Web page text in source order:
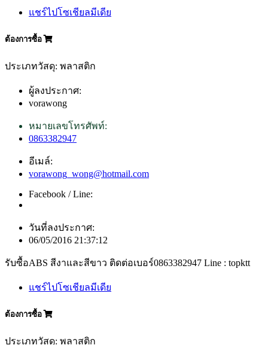
แชร์ไปโซเชียลมีเดีย
ต้องการซื้อ
ประเภทวัสดุ: พลาสติก
ผู้ลงประกาศ:
vorawong
หมายเลขโทรศัพท์:
0863382947
อีเมล์:
vorawong_wong@hotmail.com
Facebook / Line:
วันที่ลงประกาศ:
06/05/2016 21:37:12
รับซื้อABS สีงาและสีขาว ติดต่อเบอร์0863382947 Line : topktt
แชร์ไปโซเชียลมีเดีย
ต้องการซื้อ
ประเภทวัสดุ: พลาสติก